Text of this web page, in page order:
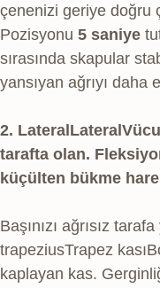
çenenizi geriye doğru
Pozisyonu 5 saniye
sırasında skapular
yansıyan ağrıyı
2. Lateral Lateral
tarafta olan.
küçülten bükme
Başınızı ağrısız
trapeziusTrapez kası
kaplayan kas.